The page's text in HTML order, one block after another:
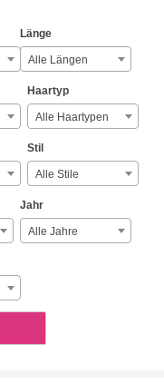
Länge
Alle Längen
Haartyp
Alle Haartypen
Stil
Alle Stile
Jahr
Alle Jahre